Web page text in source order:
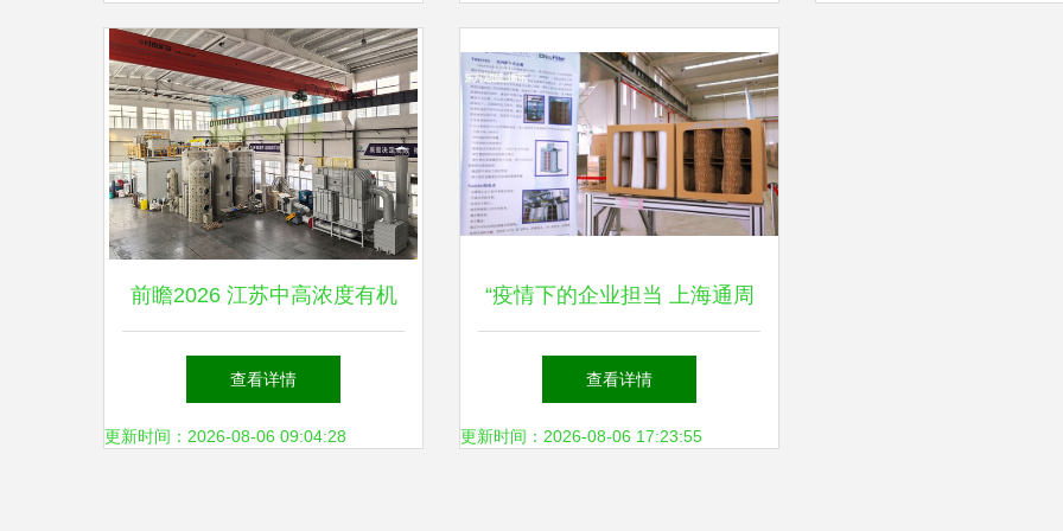
前瞻2026 江苏中高浓度有机
废气治理设备供应商综合评估
与环保技术开发现状
查看详情
更新时间：2026-08-06 09:04:28
“疫情下的企业担当 上海通周
机械坚守复工与环保创新”,
查看详情
更新时间：2026-08-06 17:23:55